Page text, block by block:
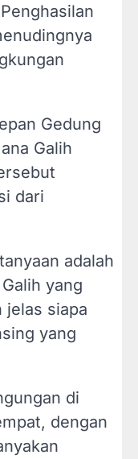
Gedung
Galih
dari
adalah
yang
jelas siapa
yang
di
dengan